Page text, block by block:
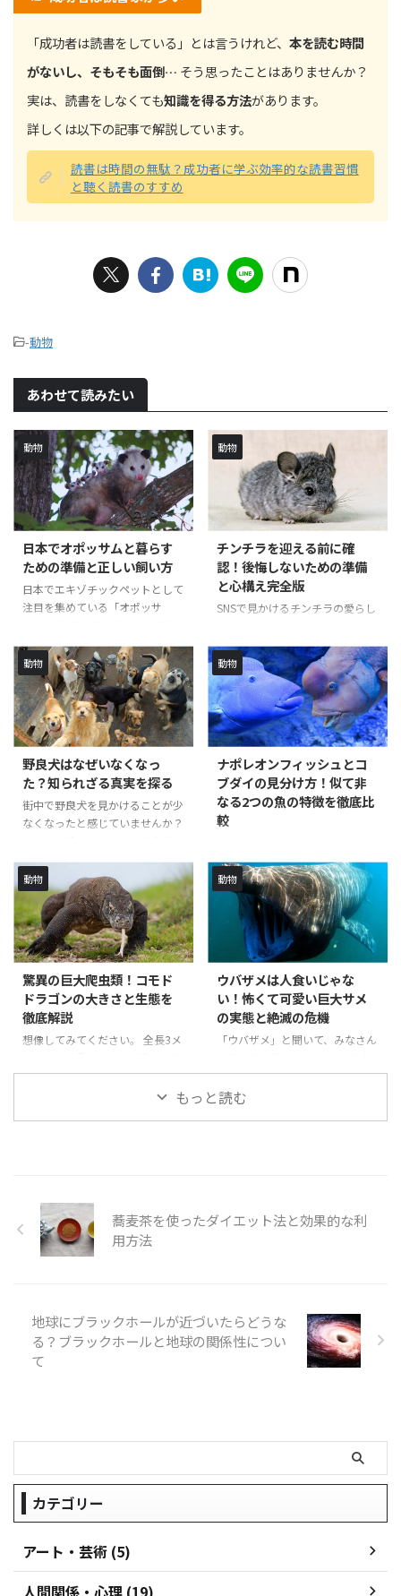
「成功者は読書をしている」とは言うけれど、 本を読む時間
がないし、そもそも面倒… そう思ったことはありませんか？
実は、読書をしなくても知識を得る方法があります。
詳しくは以下の記事で解説しています。
読書は時間の無駄？成功者に学ぶ効率的な読書習慣
と聴く読書のすすめ
-動物
あわせて読みたい
動物
日本でオポッサムと暮らす
ための準備と正しい飼い方
日本でエキゾチックペットとして
注目を集めている「オポッサ
で人気を博していますが、日本で
飼育するとなると知っておくべき
ことがたくさんあります。 「死
んだふり」で有名なこの動物は、
実は70種類以上もの仲間がいる
のをご存知でしょうか？ しか
し、日本の住環境や入手可能性を
考えると、すべての種類が飼育に
適しているわけではありません。
本記事では、日本でオポッサムを
飼うなら小型種が現実的な選択肢
記事のポイント 日本の住環境に
適 ...
動物
チンチラを迎える前に確
認！後悔しないための準備
と心構え完全版
SNSで見かけるチンチラの愛らし
して迎えることを考えている方も
多いのではないでしょうか。 確
かにチンチラは魅力的なペットで
すが、その飼育には想像以上の課
題が潜んでいます。 この記事で
は、後悔のない飼育生活を送るた
めに、知っておくべき現実と対策
をご紹介します。 記事のポイン
ト チンチラを飼育する際に直面
する現実的な課題 飼育環境の整
備に必要な具体的な準備事項 飼
適切な準備で後悔しない飼育を実
現するコツ チンチラを飼って後
悔する前に知っておきたい重要 ...
動物
野良犬はなぜいなくなっ
た？知られざる真実を探る
街中で野良犬を見かけることが少
なくなったと感じていませんか？
した。 一方で、野良猫は依然と
して多く見られます。 この記事
では、野良犬がいなくなった理由
や、現在の状況について詳しく解
説していきます。 なぜ野良犬は
減少したのか、そして今どこにい
るのか、その知られざる真実を一
緒に探っていきましょう。 記事の
ポイント 野良犬が減少した主な
理由と背景 野良犬と野良猫の違
るのか 現在の日本における野良
犬の実態と生息地域 野良犬 ...
動物
ナポレオンフィッシュとコ
ブダイの見分け方！似て非
なる2つの魚の特徴を徹底比
較
るいは魚料理に興味がある方な
ら、ナポレオンフィッシュとコブ
ダイという名前を聞いたことがあ
るかもしれません。 これらの魚
は見た目が似ているため、しばし
ば混同されることがあります。
今回は、これら2つの魚の特徴や
違いについて詳しく解説していき
ます。 記事のポイント ナポレオ
ンフィッシュとコブダイの正式名
称と別名について理解できる 両
ことができる 各地域での呼び方
の違いについて知ることができる
動物
驚異の巨大爬虫類！コモド
ドラゴンの大きさと生態を
徹底解説
想像してみてください。 全長3メ
大なトカゲが、獲物を追いかけ、
一噛みで仕留める姿を。 これは
狩猟能力で、多くの人々を魅了し
続けています。 まるで生きた恐
竜のような外見と、毒を持つとい
う意外な特徴も相まって、コモド
ドドラゴンの驚くべき大きさの ...
動物
ウバザメは人食いじゃな
い！怖くて可愛い巨大サメ
の実態と絶滅の危機
「ウバザメ」と聞いて、みなさん
な口を持つ怖いサメ？それとも人
を襲う危険な捕食者？ 実は、ウ
ント ウバザメが人食いサメでは
定寿命について ウバザメが絶滅
危 ...
もっと読む
蕎麦茶を使ったダイエット法と効果的な利
用方法
地球にブラックホールが近づいたらどうな
る？ブラックホールと地球の関係性につい
て
カテゴリー
アート・芸術 (5)
人間関係・心理 (19)